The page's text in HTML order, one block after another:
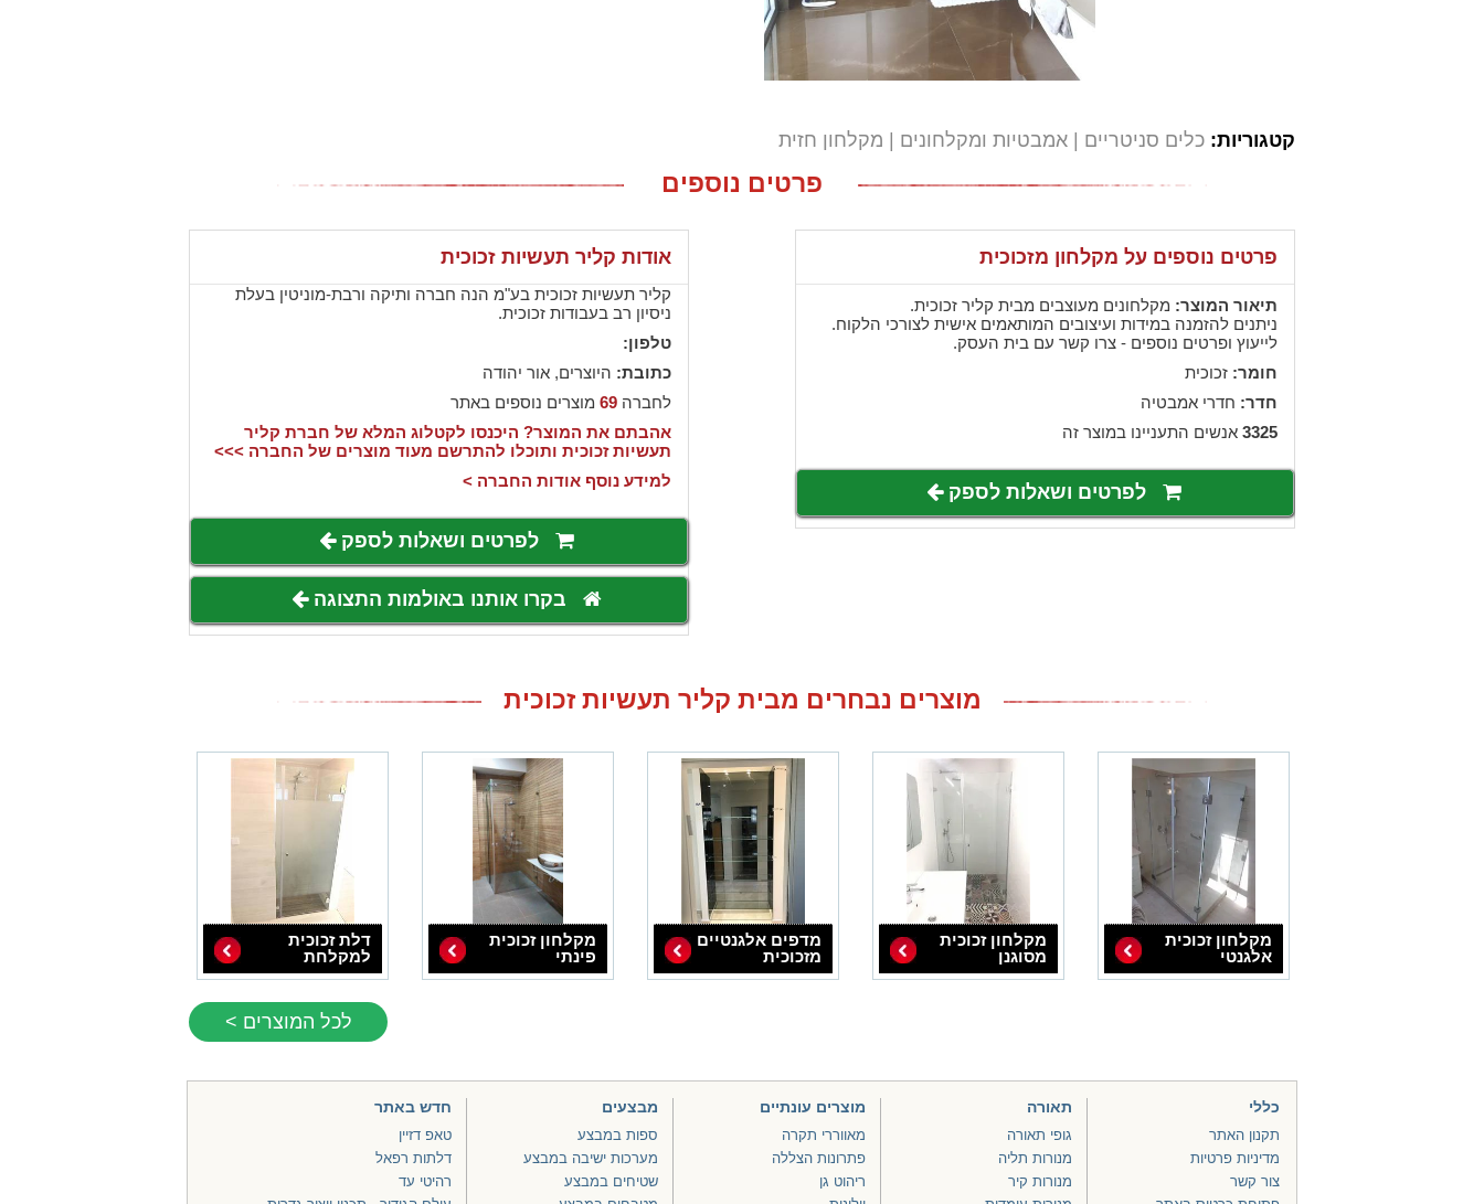
קטגוריות: כלים סניטריים אמבטיות ומקלחונים מקלחון חזית
פרטים נוספים
פרטים נוספים על מקלחון מזכוכית
תיאור המוצר: מקלחונים מעוצבים מבית קליר זכוכית.
ניתנים להזמנה במידות ועיצובים המותאמים אישית לצורכי הלקוח.
לייעוץ ופרטים נוספים - צרו קשר עם בית העסק.
חומר: זכוכית
חדר: חדרי אמבטיה
3325 אנשים התעניינו במוצר זה
לפרטים ושאלות לספק
אודות קליר תעשיות זכוכית
קליר תעשיות זכוכית בע"מ הנה חברה ותיקה ורבת-מוניטין בעלת
ניסיון רב בעבודות זכוכית.
טלפון:
כתובת: היוצרים, אור יהודה
לחברה69 מוצרים נוספים באתר
אהבתם את המוצר? היכנסו לקטלוג המלא של חברת קליר
תעשיות זכוכית ותוכלו להתרשם מעוד מוצרים של החברה >>>
למידע נוסף אודות החברה >
לפרטים ושאלות לספק
בקרו אותנו באולמות התצוגה
מוצרים נבחרים מבית קליר תעשיות זכוכית
מקלחון זכוכית
אלגנטי
מקלחון זכוכית
מסוגנן
מדפים אלגנטיים
מזכוכית
מקלחון זכוכית
פינתי
דלת זכוכית
למקלחת
לכל המוצרים >
כללי
תקנון האתר
מדיניות פרטיות
צור קשר
תאורה
גופי תאורה
מנורות תליה
מנורות קיר
מוצרים עונתיים
מאווררי תקרה
פתרונות הצללה
ריהוט גן
מבצעים
ספות במבצע
מערכות ישיבה במבצע
שטיחים במבצע
חדש באתר
טאפ דזיין
דלתות רפאל
רהיטי עד